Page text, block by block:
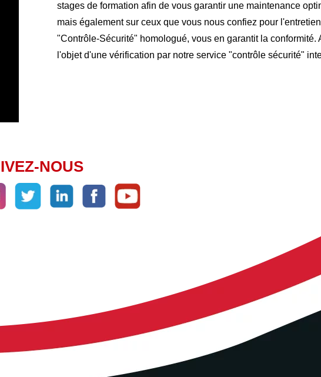
stages de formation afin de vous garantir une maintenance
mais également sur ceux que vous nous confiez pour
"Contrôle-Sécurité" homologué, vous en garantit la conformité.
l'objet d'une vérification par notre service "contrôle sécurité"
NOUS